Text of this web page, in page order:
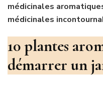
médicinales
médicinales
10 plantes
démarrer un